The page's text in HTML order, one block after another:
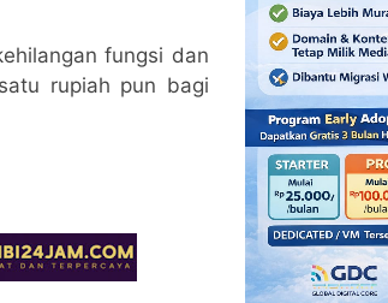
fungsi dan
rupiah pun bagi